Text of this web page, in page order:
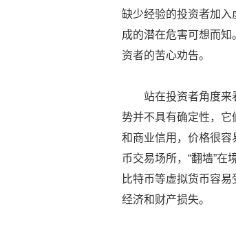
缺少经验的投资者加
成的潜在危害可想而
资者的苦心劝告。
站在投资者角度
势并不具有确定性，它
和商业信用，价格很
币交易场所，“翻墙”
比特币等虚拟货币容易
经济和财产损失。